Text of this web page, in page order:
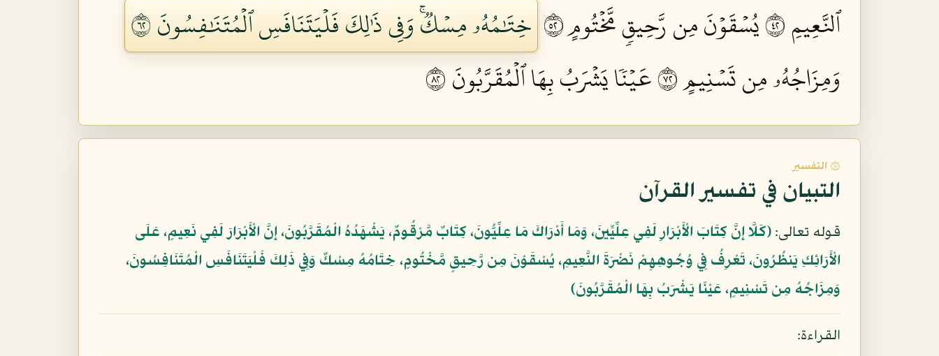
ٱلنَّعِيمِ ٢٤
يُسۡقَوۡنَ مِن رَّحِيقٖ مَّخۡتُومٍ ٢٥
خِتَٰمُهُۥ مِسۡكٞۚ وَفِي ذَٰلِكَ فَلۡيَتَنَافَسِ ٱلۡمُتَنَٰفِسُونَ ٢٦
وَمِزَاجُهُۥ مِن تَسۡنِيمٍ ٢٧
عَيۡنٗا يَشۡرَبُ بِهَا ٱلۡمُقَرَّبُونَ ٢٨
۞ التفسير
التبيان في تفسير القرآن
قوله تعالى: ﴿كَلَّا إِنَّ كِتَابَ الْأَبْرَارِ لَفِي عِلِّيِّينَ، وَمَا أَدْرَاكَ مَا عِلِّيُّونَ، كِتَابٌ مَّرْقُومٌ، يَشْهَدُهُ الْمُقَرَّبُونَ، إِنَّ الْأَبْرَارَ لَفِي نَعِيمٍ، عَلَى
الْأَرَائِكِ يَنظُرُونَ، تَعْرِفُ فِي وُجُوهِهِمْ نَضْرَةَ النَّعِيمِ، يُسْقَوْنَ مِن رَّحِيقٍ مَّخْتُومٍ، خِتَامُهُ مِسْكٌ وَفِي ذَلِكَ فَلْيَتَنَافَسِ الْمُتَنَافِسُونَ،
وَمِزَاجُهُ مِن تَسْنِيمٍ، عَيْنًا يَشْرَبُ بِهَا الْمُقَرَّبُونَ﴾
القراءة: